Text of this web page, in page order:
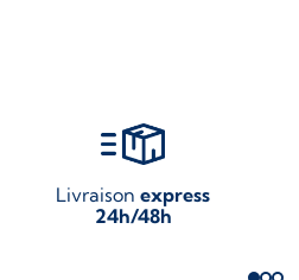
Livraison express
24h/48h